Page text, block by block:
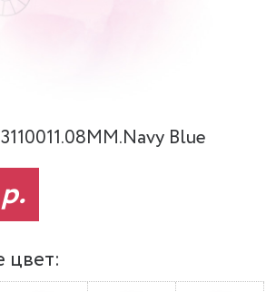
Blue
р.
цвет: